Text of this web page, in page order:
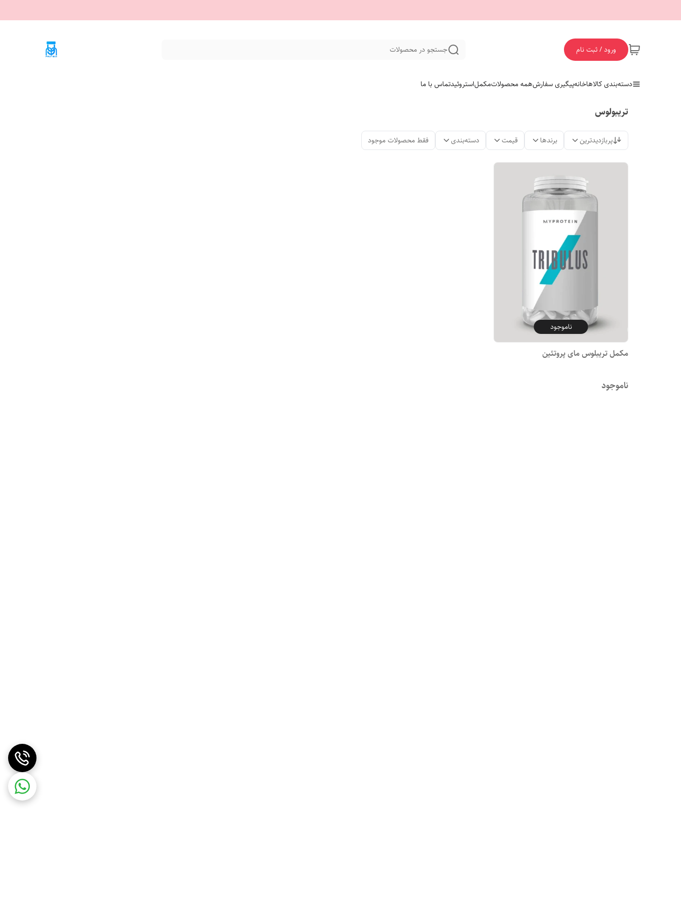
ورود / ثبت نام جستجو در محصولات
دسته‌بندی کالاهاخانهپیگیری سفارشهمه محصولاتمکملاستروئیدتماس با ما
تریبولوس
پربازدیدترین برندها قیمت دسته‌بندی فقط محصولات موجود
ناموجود
مکمل تریبلوس مای پروتئین
ناموجود